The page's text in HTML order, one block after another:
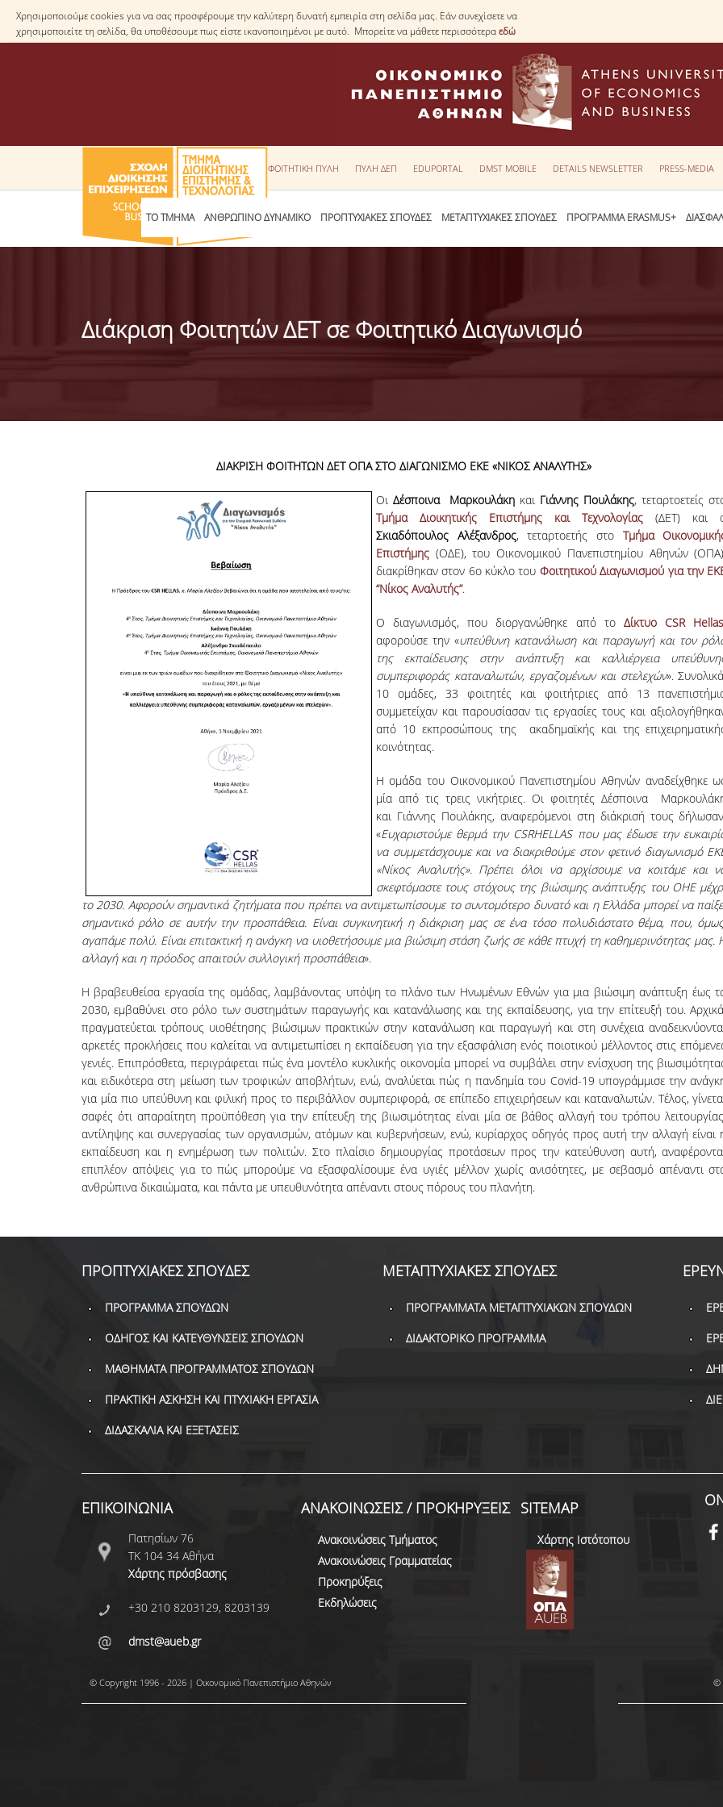
Χρησιμοποιούμε cookies για να σας προσφέρουμε την καλύτερη δυνατή εμπειρία στη σελίδα μας. Εάν συνεχίσετε να
χρησιμοποιείτε τη σελίδα, θα υποθέσουμε πως είστε ικανοποιημένοι με αυτό. Μπορείτε να μάθετε περισσότεραεδώ
ΦΟΙΤΗΤΙΚΗ ΠΥΛΗ ΠΥΛΗ ΔΕΠ EDUPORTAL DMST MOBILE DETAILS NEWSLETTER PRESS-MEDIA
ΤΟ ΤΜΗΜΑ ΑΝΘΡΩΠΙΝΟ ΔΥΝΑΜΙΚΟ ΠΡΟΠΤΥΧΙΑΚΕΣ ΣΠΟΥΔΕΣ ΜΕΤΑΠΤΥΧΙΑΚΕΣ ΣΠΟΥΔΕΣ ΠΡΟΓΡΑΜΜΑ ERASMUS+
Διάκριση Φοιτητών ΔΕΤ σε Φοιτητικό Διαγωνισμό
ΔΙΑΚΡΙΣΗ ΦΟΙΤΗΤΩΝ ΔΕΤ ΟΠΑ ΣΤΟ ΔΙΑΓΩΝΙΣΜΟ ΕΚΕ «ΝΙΚΟΣ ΑΝΑΛΥΤΗΣ»
Οι Δέσποινα Μαρκουλάκη και Γιάννης Πουλάκης, τεταρτοετείς
Τμήμα Διοικητικής Επιστήμης και Τεχνολογίας (ΔΕΤ) και
Σκιαδόπουλος Αλέξανδρος, τεταρτοετής στο Τμήμα
Επιστήμης(ΟΔΕ), του Οικονομικού Πανεπιστημίου Αθηνών
διακρίθηκαν στον 6οκύκλο του Φοιτητικού Διαγωνισμού για την
“Νίκος Αναλυτής”.
Ο διαγωνισμός, που διοργανώθηκε από τοΔίκτυο CSR Hellas
αφορούσε την «υπεύθυνη κατανάλωση και παραγωγή και τον
της εκπαίδευσης στην ανάπτυξη και καλλιέργεια
συμπεριφοράς καταναλωτών, εργαζομένων και στελεχών».
10 ομάδες, 33 φοιτητές και φοιτήτριες από 13
συμμετείχαν και παρουσίασαν τις εργασίες τους και
από 10 εκπροσώπους της ακαδημαϊκής και της
κοινότητας.
Η ομάδα του Οικονομικού Πανεπιστημίου Αθηνών αναδείχθηκε
μία από τις τρεις νικήτριες. Οι φοιτητές Δέσποινα
και Γιάννης Πουλάκης, αναφερόμενοι στη διάκρισή τους
«Ευχαριστούμε θερμά την CSRHELLAS που μας έδωσε την
να συμμετάσχουμε και να διακριθούμε στον φετινό διαγωνισμό
«Νίκος Αναλυτής». Πρέπει όλοι να αρχίσουμε να κοιτάμε και
σκεφτόμαστε τους στόχους της βιώσιμης ανάπτυξης του ΟΗΕ
το 2030. Αφορούν σημαντικά ζητήματα που πρέπει να αντιμετωπίσουμε το συντομότερο δυνατό και η Ελλάδα μπορεί να
σημαντικό ρόλο σε αυτήν την προσπάθεια. Είναι συγκινητική η διάκριση μας σε ένα τόσο πολυδιάστατο θέμα, που,
αγαπάμε πολύ. Είναι επιτακτική η ανάγκη να υιοθετήσουμε μια βιώσιμη στάση ζωής σε κάθε πτυχή τη καθημερινότητας μας.
αλλαγή και η πρόοδος απαιτούν συλλογική προσπάθεια».
Η βραβευθείσα εργασία της ομάδας, λαμβάνοντας υπόψη το πλάνο των Ηνωμένων Εθνών για μια βιώσιμη ανάπτυξη έως
2030, εμβαθύνει στο ρόλο των συστημάτων παραγωγής και κατανάλωσης και της εκπαίδευσης, για την επίτευξή του.
πραγματεύεται τρόπους υιοθέτησης βιώσιμων πρακτικών στην κατανάλωση και παραγωγή και στη συνέχεια
αρκετές προκλήσεις που καλείται να αντιμετωπίσει η εκπαίδευση για την εξασφάλιση ενός ποιοτικού μέλλοντος στις
γενιές. Επιπρόσθετα, περιγράφεται πώς ένα μοντέλο κυκλικής οικονομία μπορεί να συμβάλει στην ενίσχυση της
και ειδικότερα στη μείωση των τροφικών αποβλήτων, ενώ, αναλύεται πώς η πανδημία του Covid-19 υπογράμμισε την
για μία πιο υπεύθυνη και φιλική προς το περιβάλλον συμπεριφορά, σε επίπεδο επιχειρήσεων και καταναλωτών. Τέλος,
σαφές ότι απαραίτητη προϋπόθεση για την επίτευξη της βιωσιμότητας είναι μία σε βάθος αλλαγή του τρόπου
αντίληψης και συνεργασίας των οργανισμών, ατόμων και κυβερνήσεων, ενώ, κυρίαρχος οδηγός προς αυτή την αλλαγή είναι
εκπαίδευση και η ενημέρωση των πολιτών. Στο πλαίσιο δημιουργίας προτάσεων προς την κατεύθυνση αυτή,
επιπλέον απόψεις για το πώς μπορούμε να εξασφαλίσουμε ένα υγιές μέλλον χωρίς ανισότητες, με σεβασμό απέναντι
ανθρώπινα δικαιώματα, και πάντα με υπευθυνότητα απέναντι στους πόρους του πλανήτη.
18-06-2026
Προκήρυξη
Εκπόνησης
Διδακτορικών
Διατριβών
Η Συνέλευση
Τμήματος ΔΕΤ
ΟΠΑ, αποφάσισε
προκήρυξη
ΠΕΡΙΣΣΟΤΕΡΑ
ΠΡΟΠΤΥΧΙΑΚΕΣ ΣΠΟΥΔΕΣ
ΠΡΟΓΡΑΜΜΑ ΣΠΟΥΔΩΝ
ΟΔΗΓΟΣ ΚΑΙ ΚΑΤΕΥΘΥΝΣΕΙΣ ΣΠΟΥΔΩΝ
ΜΑΘΗΜΑΤΑ ΠΡΟΓΡΑΜΜΑΤΟΣ ΣΠΟΥΔΩΝ
ΠΡΑΚΤΙΚΗ ΑΣΚΗΣΗ ΚΑΙ ΠΤΥΧΙΑΚΗ ΕΡΓΑΣΙΑ
ΔΙΔΑΣΚΑΛΙΑ ΚΑΙ ΕΞΕΤΑΣΕΙΣ
ΜΕΤΑΠΤΥΧΙΑΚΕΣ ΣΠΟΥΔΕΣ
ΠΡΟΓΡΑΜΜΑΤΑ ΜΕΤΑΠΤΥΧΙΑΚΩΝ ΣΠΟΥΔΩΝ
ΔΙΔΑΚΤΟΡΙΚΟ ΠΡΟΓΡΑΜΜΑ
ΕΠΙΚΟΙΝΩΝΙΑ
Πατησίων 76
ΤΚ 104 34 Αθήνα
Χάρτης πρόσβασης
+30 210 8203129, 8203139
dmst@aueb.gr
ΑΝΑΚΟΙΝΩΣΕΙΣ / ΠΡΟΚΗΡΥΞΕΙΣ
Ανακοινώσεις Τμήματος
Ανακοινώσεις Γραμματείας
Προκηρύξεις
Εκδηλώσεις
SITEMAP
Χάρτης Ιστότοπου
© Copyright 1996 - 2026 | Οικονομικό Πανεπιστήμιο Αθηνών ©